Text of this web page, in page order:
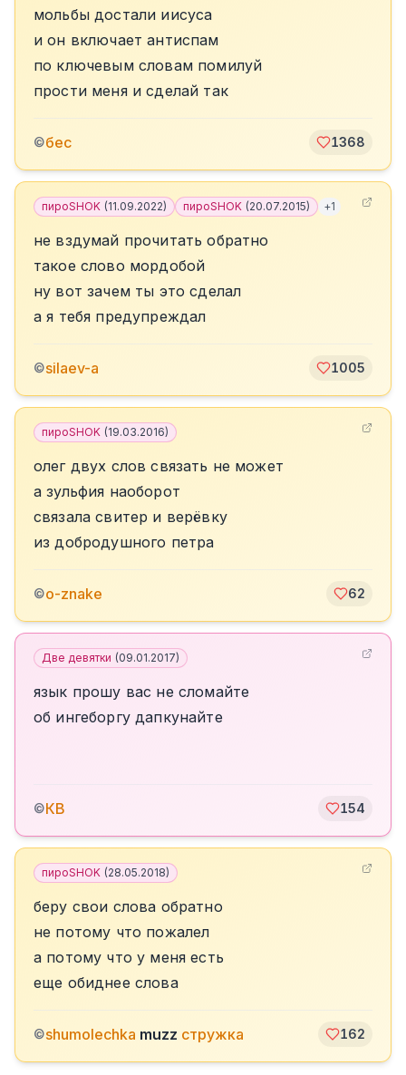
мольбы достали иисуса
и он включает антиспам
по ключевым словам помилуй
прости меня и сделай так
©бес 1368
пироSHOK (11.09.2022) пироSHOK (20.07.2015) +1
не вздумай прочитать обратно
такое слово мордобой
ну вот зачем ты это сделал
а я тебя предупреждал
©silaev-a 1005
пироSHOK (19.03.2016)
олег двух слов связать не может
а зульфия наоборот
связала свитер и верёвку
из добродушного петра
©o-znake 62
Две девятки (09.01.2017)
язык прошу вас не сломайте
об ингеборгу дапкунайте
©КВ 154
пироSHOK (28.05.2018)
беру свои слова обратно
не потому что пожалел
а потому что у меня есть
еще обиднее слова
©shumolechka muzz стружка 162